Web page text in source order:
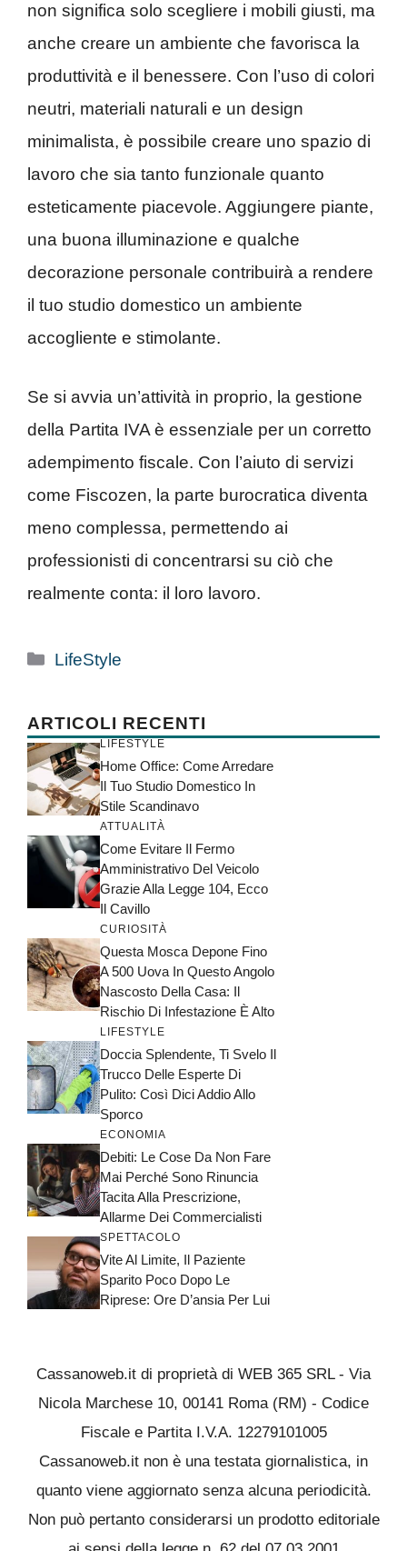
non significa solo scegliere i mobili giusti, ma
anche creare un ambiente che favorisca la
produttività e il benessere. Con l’uso di colori
neutri, materiali naturali e un design
minimalista, è possibile creare uno spazio di
lavoro che sia tanto funzionale quanto
esteticamente piacevole. Aggiungere piante,
una buona illuminazione e qualche
decorazione personale contribuirà a rendere
il tuo studio domestico un ambiente
accogliente e stimolante.
Se si avvia un’attività in proprio, la gestione
della Partita IVA è essenziale per un corretto
adempimento fiscale. Con l’aiuto di servizi
come Fiscozen, la parte burocratica diventa
meno complessa, permettendo ai
professionisti di concentrarsi su ciò che
realmente conta: il loro lavoro.
Categorie
LifeStyle
ARTICOLI RECENTI
LIFESTYLE
Home Office: Come Arredare
Il Tuo Studio Domestico In
Stile Scandinavo
ATTUALITÀ
Come Evitare Il Fermo
Amministrativo Del Veicolo
Grazie Alla Legge 104, Ecco
Il Cavillo
CURIOSITÀ
Questa Mosca Depone Fino
A 500 Uova In Questo Angolo
Nascosto Della Casa: Il
Rischio Di Infestazione È Alto
LIFESTYLE
Doccia Splendente, Ti Svelo Il
Trucco Delle Esperte Di
Pulito: Così Dici Addio Allo
Sporco
ECONOMIA
Debiti: Le Cose Da Non Fare
Mai Perché Sono Rinuncia
Tacita Alla Prescrizione,
Allarme Dei Commercialisti
SPETTACOLO
Vite Al Limite, Il Paziente
Sparito Poco Dopo Le
Riprese: Ore D’ansia Per Lui
Cassanoweb.it di proprietà di WEB 365 SRL - Via
Nicola Marchese 10, 00141 Roma (RM) - Codice
Fiscale e Partita I.V.A. 12279101005
Cassanoweb.it non è una testata giornalistica, in
quanto viene aggiornato senza alcuna periodicità.
Non può pertanto considerarsi un prodotto editoriale